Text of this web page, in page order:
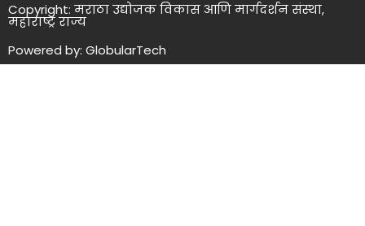
Copyright: मराठा उद्योजक विकास आणि मार्गदर्शन संस्था,
महाराष्ट्र राज्य
Powered by: GlobularTech